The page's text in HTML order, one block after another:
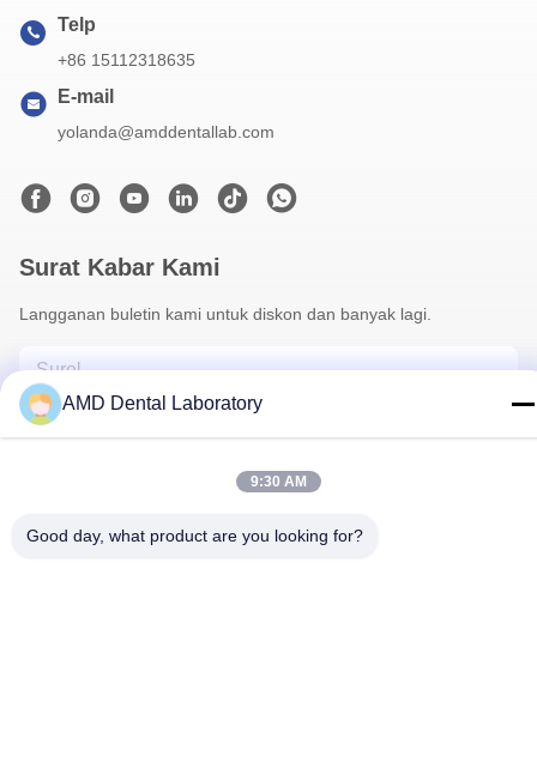
Telp
+86 15112318635
E-mail
yolanda@amddentallab.com
Surat Kabar Kami
Langganan buletin kami untuk diskon dan banyak lagi.
AMD Dental Laboratory
9:30 AM
Good day, what product are you looking for?